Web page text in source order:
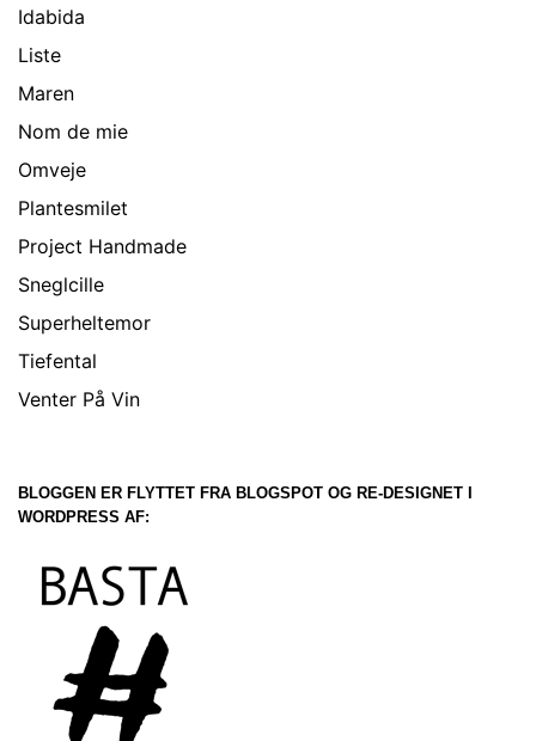
Idabida
Liste
Maren
Nom de mie
Omveje
Plantesmilet
Project Handmade
Sneglcille
Superheltemor
Tiefental
Venter På Vin
BLOGGEN ER FLYTTET FRA BLOGSPOT OG RE-DESIGNET I
WORDPRESS AF: